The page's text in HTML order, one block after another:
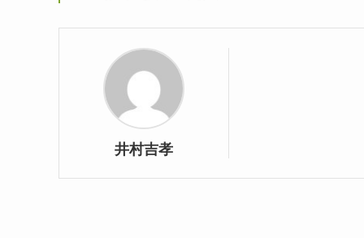
井村吉孝